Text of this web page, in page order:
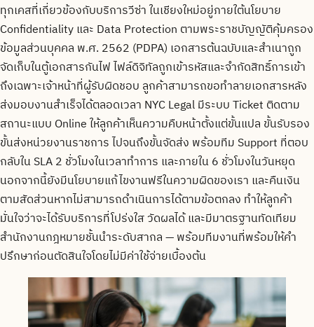
ทุกเคสที่เกี่ยวข้องกับบริการวีซ่า ในเชียงใหม่อยู่ภายใต้นโยบาย
Confidentiality และ Data Protection ตามพระราชบัญญัติคุ้มครอง
ข้อมูลส่วนบุคคล พ.ศ. 2562 (PDPA) เอกสารต้นฉบับและสำเนาถูก
จัดเก็บในตู้เอกสารกันไฟ ไฟล์ดิจิทัลถูกเข้ารหัสและจำกัดสิทธิ์การเข้า
ถึงเฉพาะเจ้าหน้าที่ผู้รับผิดชอบ ลูกค้าสามารถขอทำลายเอกสารหลัง
ส่งมอบงานสำเร็จได้ตลอดเวลา NYC Legal มีระบบ Ticket ติดตาม
สถานะแบบ Online ให้ลูกค้าเห็นความคืบหน้าตั้งแต่ขั้นแปล ขั้นรับรอง
ขั้นส่งหน่วยงานราชการ ไปจนถึงขั้นจัดส่ง พร้อมทีม Support ที่ตอบ
กลับใน SLA 2 ชั่วโมงในเวลาทำการ และภายใน 6 ชั่วโมงในวันหยุด
นอกจากนี้ยังมีนโยบายแก้ไขงานฟรีในความผิดของเรา และคืนเงิน
ตามสัดส่วนหากไม่สามารถดำเนินการได้ตามข้อตกลง ทำให้ลูกค้า
มั่นใจว่าจะได้รับบริการที่โปร่งใส วัดผลได้ และมีมาตรฐานทัดเทียม
สำนักงานกฎหมายชั้นนำระดับสากล — พร้อมทีมงานที่พร้อมให้คำ
ปรึกษาก่อนตัดสินใจโดยไม่มีค่าใช้จ่ายเบื้องต้น